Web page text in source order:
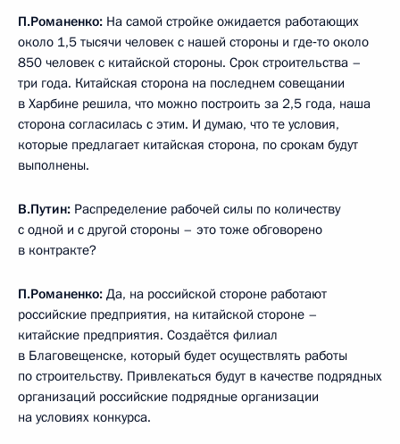
П.Романенко: На самой стройке ожидается работающих
около 1,5 тысячи человек с нашей стороны и где‑то около
850 человек с китайской стороны. Срок строительства –
три года. Китайская сторона на последнем совещании
в Харбине решила, что можно построить за 2,5 года, наша
сторона согласилась с этим. И думаю, что те условия,
которые предлагает китайская сторона, по срокам будут
выполнены.
В.Путин: Распределение рабочей силы по количеству
с одной и с другой стороны – это тоже обговорено
в контракте?
П.Романенко: Да, на российской стороне работают
российские предприятия, на китайской стороне –
китайские предприятия. Создаётся филиал
в Благовещенске, который будет осуществлять работы
по строительству. Привлекаться будут в качестве подрядных
организаций российские подрядные организации
на условиях конкурса.